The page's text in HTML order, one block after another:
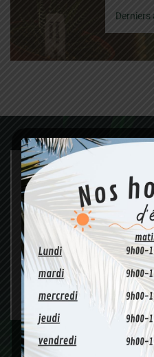
Derniers
Faites appel aux services de
l’entretien de vos extérieurs
fleurissement de vos
accompagnons dans tous
extérieurs et d’espaces verts